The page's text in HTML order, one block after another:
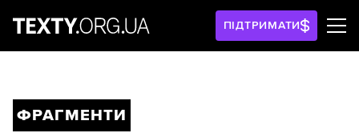
ПІДТРИМАТИ
ФРАГМЕНТИ